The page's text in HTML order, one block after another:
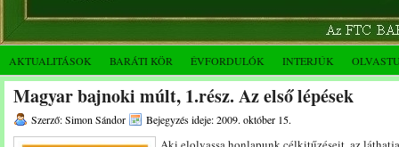
AKTUALITÁSOK BARÁTI KÖR ÉVFORDULÓK INTERJÚK
Magyar bajnoki múlt, 1.rész. Az első lépések
Szerző: Simon Sándor Bejegyzés ideje: 2009. október 15.